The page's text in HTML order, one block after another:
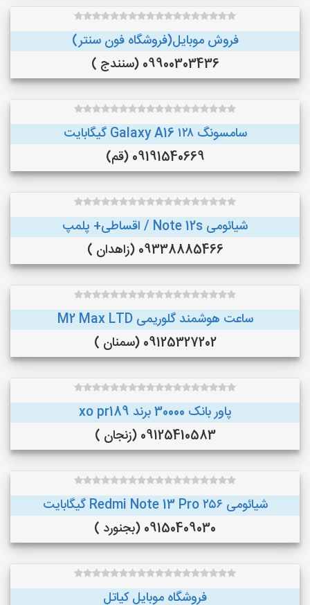
فروش موبایل(فروشگاه فون سنتر)
09900303436 (سنندج )
سامسونگ Galaxy A16 ۱۲۸ گیگابایت
09191540669 (قم)
شیائومی Note 12s / اقساطی+ پلمپ
09338885466 (زاهدان )
ساعت هوشمند گلوریمی M2 Max LTD
09125327202 (سمنان )
پاور بانک 30000 برند xo pr189
09125410583 (زنجان )
شیائومی Redmi Note 13 Pro ۲۵۶ گیگابایت
09150409030 (بجنورد )
فروشگاه موبایل کیاتل